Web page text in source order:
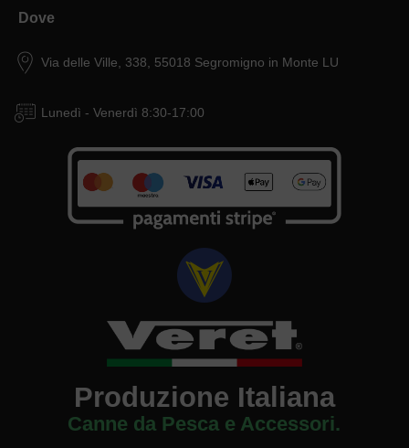
Dove
Via delle Ville, 338, 55018 Segromigno in Monte LU
Lunedì - Venerdì 8:30-17:00
Produzione Italiana
Canne da Pesca e Accessori.